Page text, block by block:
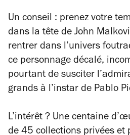
Un conseil : prenez votre
dans la tête de John
rentrer dans l’univers
ce personnage décalé,
pourtant de susciter
grands à l’instar de Pablo
L’intérêt ? Une centaine
de 45 collections privées et